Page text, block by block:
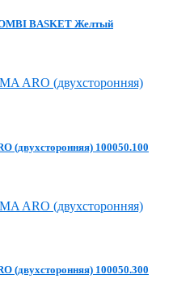
BASKET Желтый
(двухсторонняя) 100050.100
(двухсторонняя) 100050.300